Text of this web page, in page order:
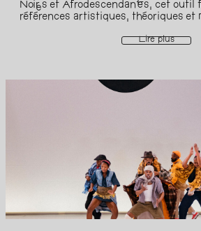
amour profond pour l'art de la
l'expression de soi, il a émergé de la
underground britanniques pour créer
"Dystopian MC" fusionne différents
une œuvre qui s'adresse à son public
son tube "Bo Yaka" en 2020, Prince
"Komplexx", via Boukan Records.
le dépassement des limites et
sons, cet artiste en pleine ascension
à fournir une musique dynamique et
capture l'esprit de sa génération.
Noir·es et Afrodescendant·es, cet
références artistiques, théoriques et
différentes initiatives collectives de
nous invitant à manipuler et à
d'empouvoirement, ses possibles et
Lire plus